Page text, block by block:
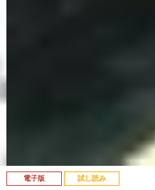
電子版 試し読み